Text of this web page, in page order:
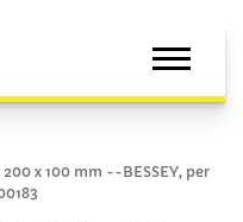
x 100 mm --BESSEY, per